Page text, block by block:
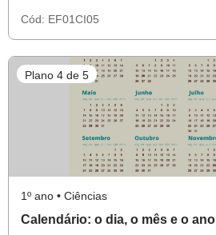
Cód: EF01CI05
Plano 4 de 5
1º ano • Ciências
Calendário: o dia, o mês e o ano